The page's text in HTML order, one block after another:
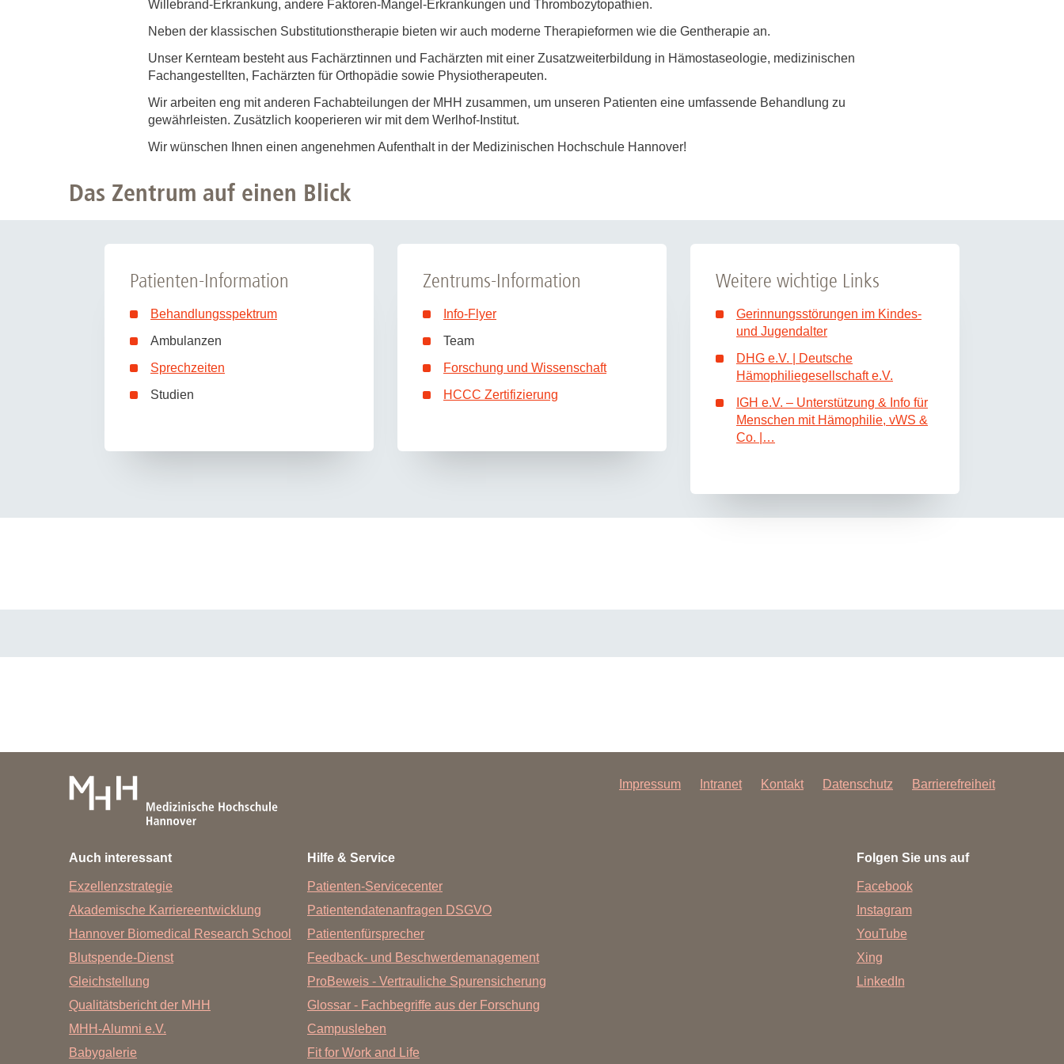
Zentrale Forschungseinrichtung Elektronenmikroskopie
Akademische Karriereentwicklung
Ansprechpersonen
Hannover Biomedical Research School (HBRS)
Forschungsdatenpolicy
Forschungsinformationssystem
Dekanin für Forschung und Transfer und
Forschungskommission
Gute wissenschaftliche Praxis
Forschung - Wissen - Translation - Transfer
Partner:innen & Netzwerke
Für Partner:innen & Investor:innen
Willebrand-Erkrankung, andere Faktoren-Mangel-Erkrankungen und Thrombozytopathien.
Neben der klassischen Substitutionstherapie bieten wir auch moderne Therapieformen wie die Gentherapie an.
Unser Kernteam besteht aus Fachärztinnen und Fachärzten mit einer Zusatzweiterbildung in Hämostaseologie, medizinischen
Fachangestellten, Fachärzten für Orthopädie sowie Physiotherapeuten.
Wir arbeiten eng mit anderen Fachabteilungen der MHH zusammen, um unseren Patienten eine umfassende Behandlung zu
gewährleisten. Zusätzlich kooperieren wir mit dem Werlhof-Institut.
Wir wünschen Ihnen einen angenehmen Aufenthalt in der Medizinischen Hochschule Hannover!
Das Zentrum auf einen Blick
Patienten-Information
Behandlungsspektrum
Ambulanzen
Sprechzeiten
Studien
Zentrums-Information
Info-Flyer
Team
Forschung und Wissenschaft
HCCC Zertifizierung
Weitere wichtige Links
Gerinnungsstörungen im Kindes-
und Jugendalter
DHG e.V. | Deutsche
Hämophiliegesellschaft e.V.
IGH e.V. – Unterstützung & Info für
Menschen mit Hämophilie, vWS &
Co. |…
Impressum Intranet Kontakt Datenschutz Barrierefreiheit
Auch interessant
Exzellenzstrategie
Akademische Karriereentwicklung
Hannover Biomedical Research School
Blutspende-Dienst
Gleichstellung
Qualitätsbericht der MHH
MHH-Alumni e.V.
Babygalerie
Hilfe & Service
Patienten-Servicecenter
Patientendatenanfragen DSGVO
Patientenfürsprecher
Feedback- und Beschwerdemanagement
ProBeweis - Vertrauliche Spurensicherung
Glossar - Fachbegriffe aus der Forschung
Campusleben
Fit for Work and Life
Folgen Sie uns auf
Facebook
Instagram
YouTube
Xing
LinkedIn